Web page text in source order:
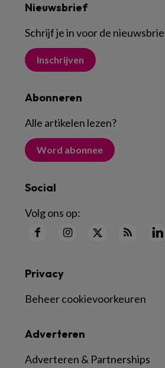
Nieuwsbrief
Schrijf je in voor de
Inschrijven
Abonneren
Alle artikelen lezen?
Word abonnee
Social
Volg ons op:
Adverteren
Adverteren & Partnerships
Privacy
Beheer cookievoorkeuren